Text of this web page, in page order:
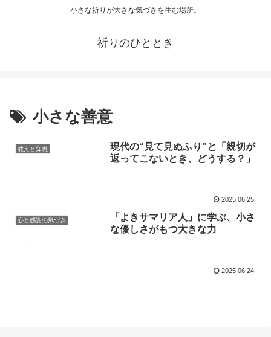
小さな祈りが大きな気づきを生む場所。
祈りのひととき
小さな善意
教えと知恵
現代の“見て見ぬふり”と「親切が
返ってこないとき、どうする？」
2025.06.25
心と感謝の気づき
「よきサマリア人」に学ぶ、小さ
な優しさがもつ大きな力
2025.06.24